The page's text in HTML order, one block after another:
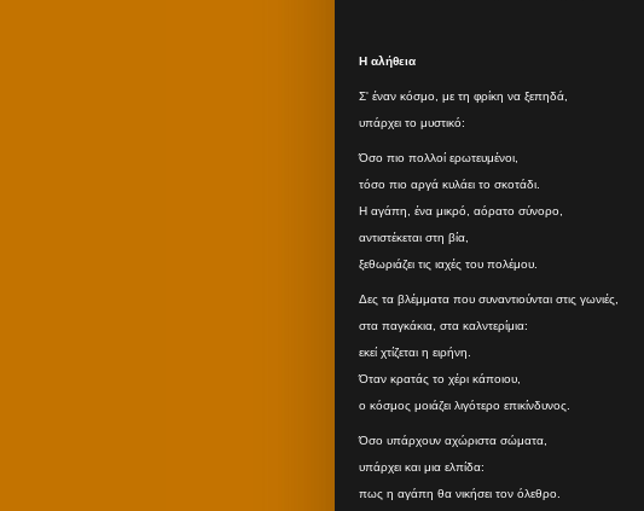
Η αλήθεια
Σ' έναν κόσμο, με τη φρίκη να ξεπηδά,
υπάρχει το μυστικό:
Όσο πιο πολλοί ερωτευμένοι,
τόσο πιο αργά κυλάει το σκοτάδι.
Η αγάπη, ένα μικρό, αόρατο σύνορο,
αντιστέκεται στη βία,
ξεθωριάζει τις ιαχές του πολέμου.
Δες τα βλέμματα που συναντιούνται στις γωνιές,
στα παγκάκια, στα καλντερίμια:
εκεί χτίζεται η ειρήνη.
Όταν κρατάς το χέρι κάποιου,
ο κόσμος μοιάζει λιγότερο επικίνδυνος.
Όσο υπάρχουν αχώριστα σώματα,
υπάρχει και μια ελπίδα:
πως η αγάπη θα νικήσει τον όλεθρο.